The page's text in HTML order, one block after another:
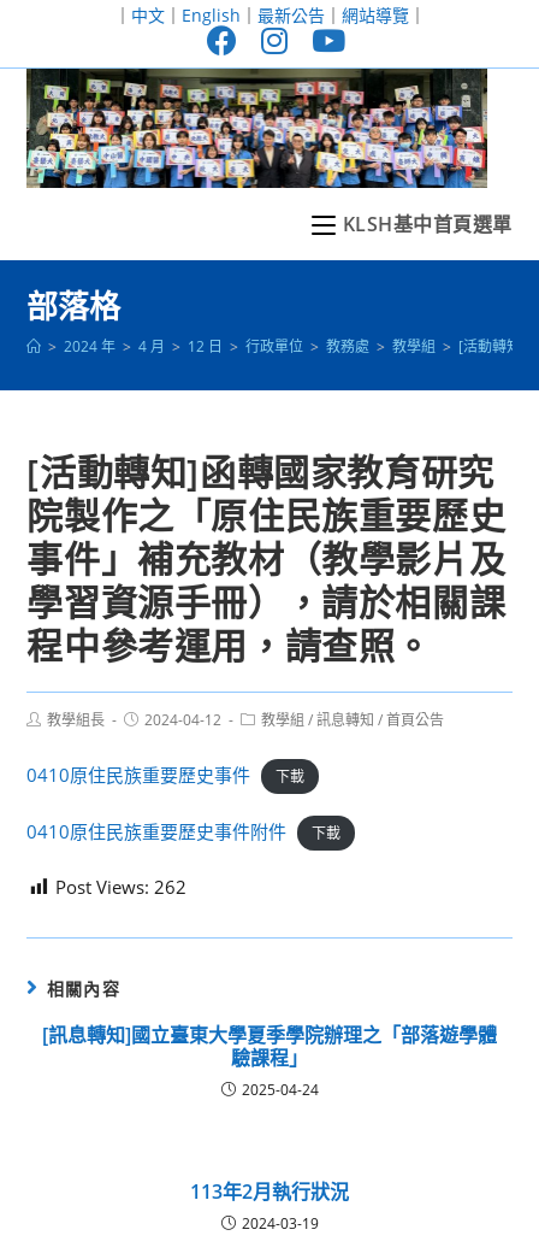
至
｜ 中文｜ English ｜ 最新公告｜ 網站導覽｜
KLSH基中首頁選單
部落格
> 2024 年 > 4 月 > 12 日 > 行政單位 > 教務處 > 教學組 > [活動轉知]
[活動轉知]函轉國家教育研究
院製作之「原住民族重要歷史
事件」補充教材（教學影片及
學習資源手冊），請於相關課
程中參考運用，請查照。
Post教學組長
Post2024-04-12
Post教學組 / 訊息轉知 / 首頁公告
0410原住民族重要歷史事件 下載
0410原住民族重要歷史事件附件 下載
Post Views: 262
相關內容
[訊息轉知]國立臺東大學夏季學院辦理之「部落遊學體
驗課程」
2025-04-24
113年2月執行狀況
2024-03-19